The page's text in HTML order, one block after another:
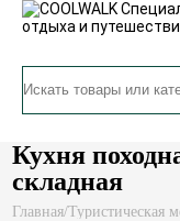
Кухня
складная
Главная/Туристическая